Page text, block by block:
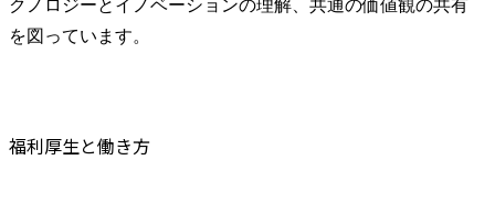
クノロジーとイノベーションの理解、共通の価値観の共有
を図っています。
福利厚生と働き方